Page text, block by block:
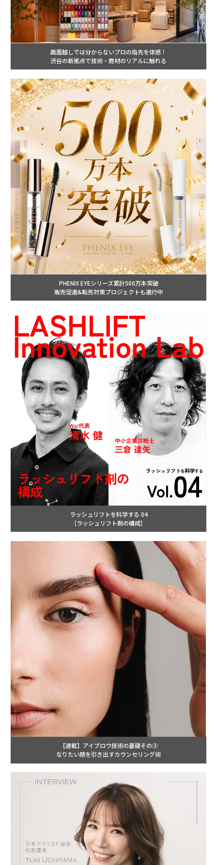
画面越しでは分からないプロの指先を体感！
渋谷の新拠点で技術・商材のリアルに触れる
PHENIX EYEシリーズ累計500万本突破
販売促進&転売対策プロジェクトも進行中
ラッシュリフトを科学する 04
［ラッシュリフト剤の構成］
【連載】アイブロウ技術の基礎その②
なりたい顔を引き出すカウンセリング術